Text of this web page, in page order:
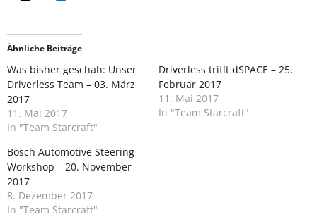
Ähnliche Beiträge
Was bisher geschah: Unser
Driverless Team – 03. März
2017
11. Mai 2017
In "Team Starcraft"
Driverless trifft dSPACE – 25.
Februar 2017
11. Mai 2017
In "Team Starcraft"
Bosch Automotive Steering
Workshop – 20. November
2017
8. Dezember 2017
In "Team Starcraft"